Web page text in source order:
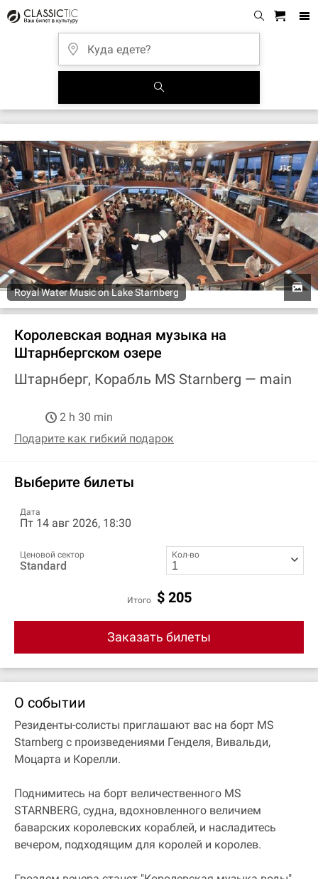
Royal Water Music on Lake Starnberg
Королевская водная музыка на
Штарнбергском озере
Штарнберг, Корабль MS Starnberg — main
2 h 30 min
Подарите как гибкий подарок
Выберите билеты
Дата
Пт 14 авг 2026, 18:30
Ценовой сектор
Standard
Кол-во
Итого $ 205
Заказать билеты
О событии
Резиденты-солисты приглашают вас на борт MS
Starnberg с произведениями Генделя, Вивальди,
Моцарта и Корелли.
Поднимитесь на борт величественного MS
STARNBERG, судна, вдохновленного величием
баварских королевских кораблей, и насладитесь
вечером, подходящим для королей и королев.